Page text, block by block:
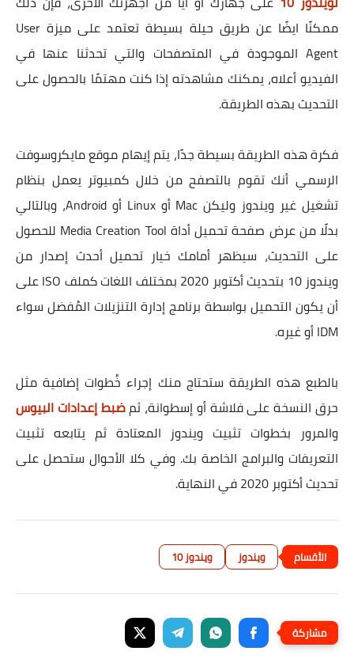
ممكنًا ايضًا عن طريق حيلة بسيطة تعتمد على ميزة User
Agent الموجودة في المتصفحات والتي تحدثنا عنها في
الفيديو أعلاه، يمكنك مشاهدته إذا كنت مهتمًا بالحصول على
التحديث بهذه الطريقة.
فكرة هذه الطريقة بسيطة جدًا، يتم إيهام موقع مايكروسوفت
الرسمي أنك تقوم بالتصفح من خلال كمبيوتر يعمل بنظام
تشغيل غير ويندوز وليكن Mac أو Linux أو Android، وبالتالي
بدلًا من عرض صفحة تحميل أداة Media Creation Tool للحصول
على التحديث، سيظهر أمامك خيار تحميل أحدث إصدار من
ويندوز 10 بتحديث أكتوبر 2020 بمختلف اللغات كملف ISO على
أن يكون التحميل بواسطة برنامج إدارة التنزيلات المُفضل سواء
IDM أو غيره.
بالطبع هذه الطريقة ستحتاج منك إجراء خُطوات إضافية مثل
حرق النسخة على فلاشة أو إسطوانة، ثمضبط إعدادات البيوس
والمرور بخطوات تثبيت ويندوز المعتادة ثم يتابعه تثبيت
التعريفات والبرامج الخاصة بك. وفي كلا الأحوال ستحصل على
تحديث أكتوبر 2020 في النهاية.
ويندوز ويندوز 10